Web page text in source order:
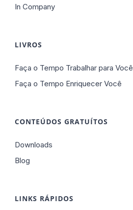
In Company
LIVROS
Faça o Tempo Trabalhar para Você
Faça o Tempo Enriquecer Você
CONTEÚDOS GRATUÍTOS
Downloads
Blog
LINKS RÁPIDOS